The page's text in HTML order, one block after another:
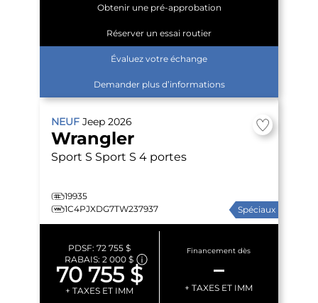
Obtenir une pré-approbation
Réserver un essai routier
Évaluez votre échange
Demander plus d’informations
NEUF Jeep 2026
Wrangler
Sport S Sport S 4 portes
19935
1C4PJXDG7TW237937
Spéciaux
PDSF: 72 755 $
RABAIS:2 000 $
70 755 $
+ TAXES ET IMM
Financement dès
–
+ TAXES ET IMM